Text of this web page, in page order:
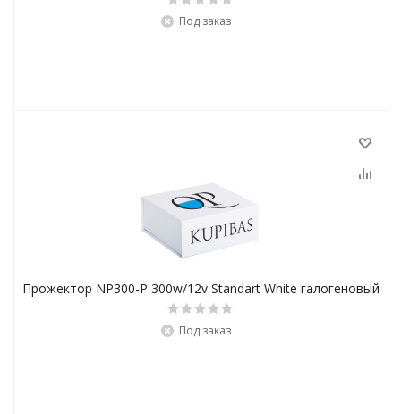
Под заказ
Прожектор NP300-P 300w/12v Standart White галогеновый
Под заказ